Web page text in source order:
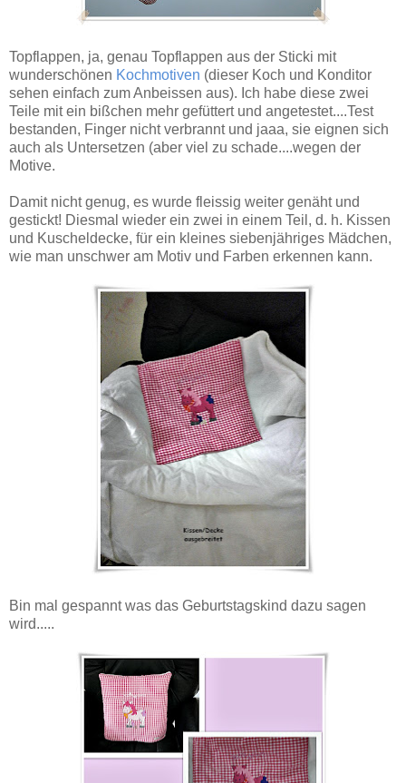
Topflappen, ja, genau Topflappen aus der Sticki mit
wunderschönen Kochmotiven (dieser Koch und Konditor
sehen einfach zum Anbeissen aus). Ich habe diese zwei
Teile mit ein bißchen mehr gefüttert und angetestet....Test
bestanden, Finger nicht verbrannt und jaaa, sie eignen sich
auch als Untersetzen (aber viel zu schade....wegen der
Motive.
Damit nicht genug, es wurde fleissig weiter genäht und
gestickt! Diesmal wieder ein zwei in einem Teil, d. h. Kissen
und Kuscheldecke, für ein kleines siebenjähriges Mädchen,
wie man unschwer am Motiv und Farben erkennen kann.
Bin mal gespannt was das Geburtstagskind dazu sagen
wird.....